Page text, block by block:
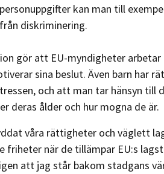
kan man till
diskriminering.
gör att EU-myndigheter
sina beslut. Även barn har
och att man tar hänsyn till
deras ålder och hur mogna de är.
våra rättigheter och väglett
friheter när de tillämpar EU:s
att jag står bakom stadgans